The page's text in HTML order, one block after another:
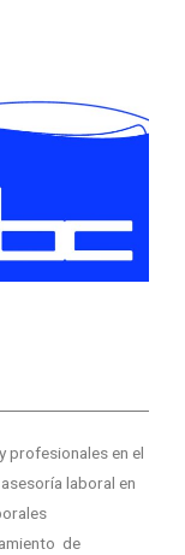
profesionales en el
laboral en
de